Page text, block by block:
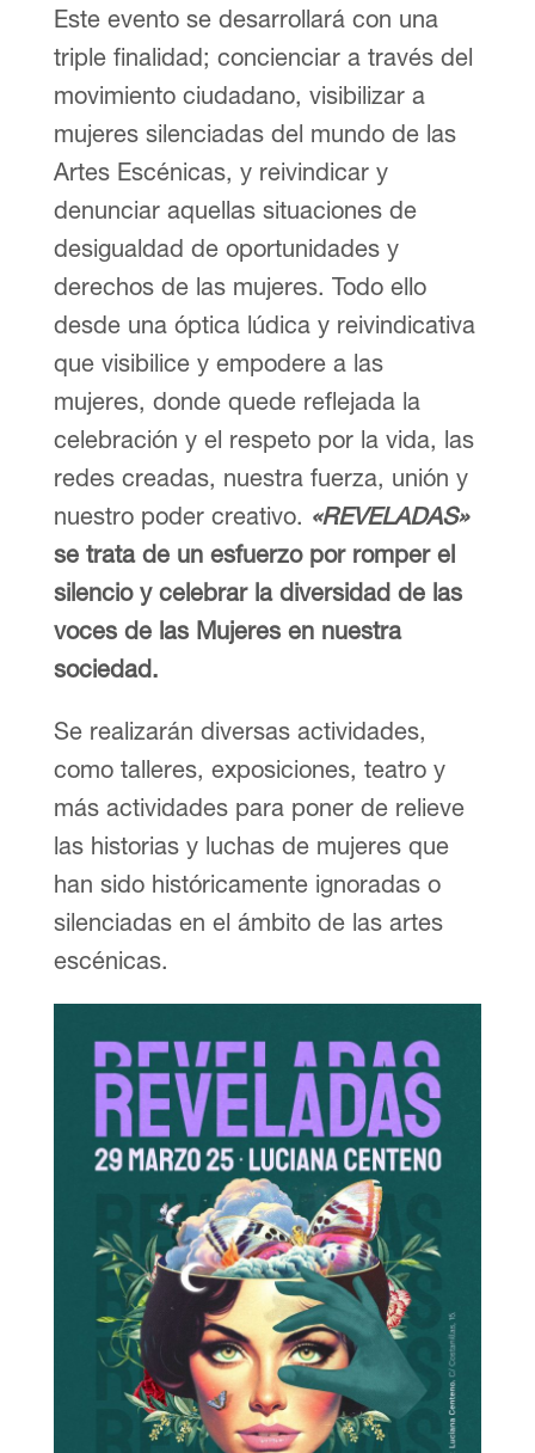
Este evento se desarrollará con una
triple finalidad; concienciar a través del
movimiento ciudadano, visibilizar a
mujeres silenciadas del mundo de las
Artes Escénicas, y reivindicar y
denunciar aquellas situaciones de
desigualdad de oportunidades y
derechos de las mujeres. Todo ello
desde una óptica lúdica y reivindicativa
que visibilice y empodere a las
mujeres, donde quede reflejada la
celebración y el respeto por la vida, las
redes creadas, nuestra fuerza, unión y
nuestro poder creativo. «REVELADAS»
se trata de un esfuerzo por romper el
silencio y celebrar la diversidad de las
voces de las Mujeres en nuestra
sociedad.
Se realizarán diversas actividades,
como talleres, exposiciones, teatro y
más actividades para poner de relieve
las historias y luchas de mujeres que
han sido históricamente ignoradas o
silenciadas en el ámbito de las artes
escénicas.